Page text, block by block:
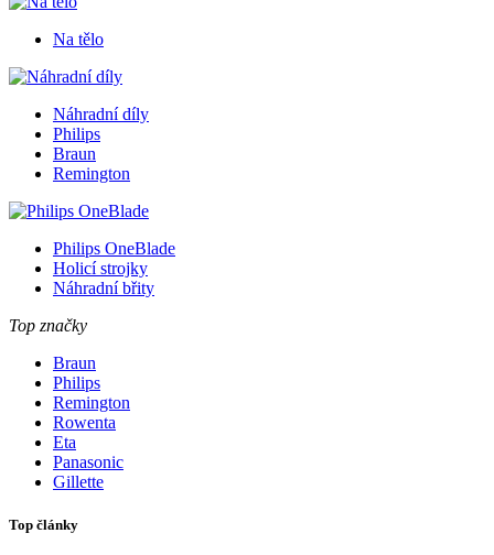
Na tělo
Náhradní díly
Philips
Braun
Remington
Philips OneBlade
Holicí strojky
Náhradní břity
Top značky
Braun
Philips
Remington
Rowenta
Eta
Panasonic
Gillette
Top články